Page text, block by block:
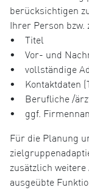
berücksichtigen
Ihrer Person
• Titel
• Vor- und
• vollständige
• Kontaktdaten
• Berufliche /
• ggf.
Für die Planung
zusätzlich
ausgeübte